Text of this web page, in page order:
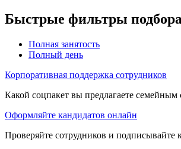
Быстрые фильтры
Полная занятость
Полный день
Корпоративная поддержка сотрудников
Какой соцпакет вы предлагаете семейным
Оформляйте кандидатов онлайн
Проверяйте сотрудников и подписывайте